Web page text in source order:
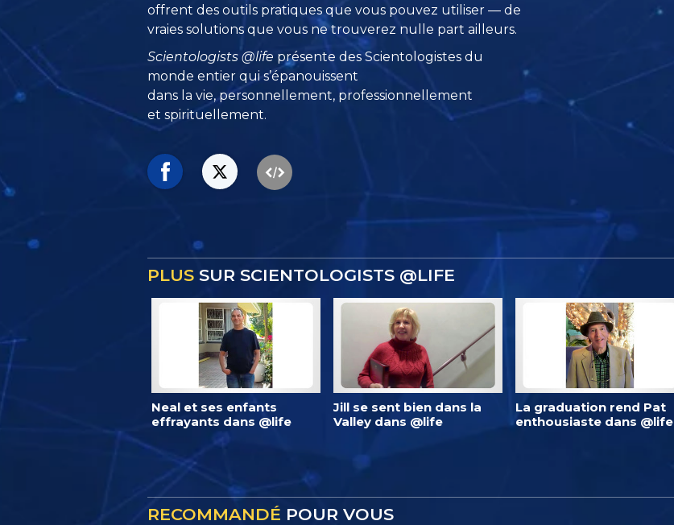
offrent des outils pratiques que vous pouvez utiliser — de
vraies solutions que vous ne trouverez nulle part ailleurs.
Scientologists @life présente des Scientologistes du
monde entier qui s’épanouissent
dans la vie, personnellement, professionnellement
et spirituellement.
PLUS SUR SCIENTOLOGISTS @LIFE
Neal et ses enfants
effrayants dans @life
Jill se sent bien dans la
Valley dans @life
La graduation rend Pat
enthousiaste dans @life
RECOMMANDÉ POUR VOUS